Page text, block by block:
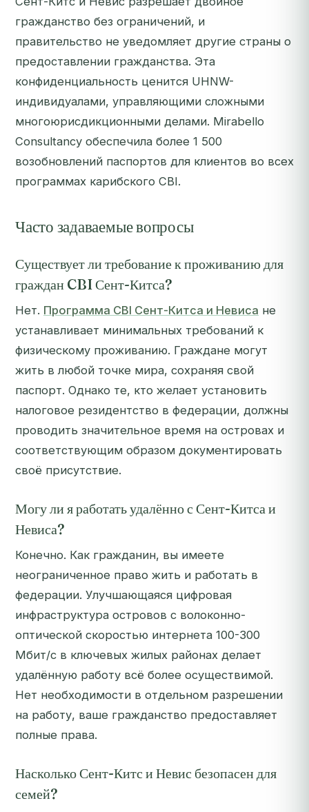
гражданство без ограничений, и
правительство не уведомляет другие страны о
предоставлении гражданства. Эта
конфиденциальность ценится UHNW-
индивидуалами, управляющими сложными
многоюрисдикционными делами. Mirabello
Consultancy обеспечила более 1 500
возобновлений паспортов для клиентов во всех
программах карибского CBI.
Часто задаваемые вопросы
Существует ли требование к проживанию для
граждан CBI Сент-Китса?
Нет. Программа CBI Сент-Китса и Невиса не
устанавливает минимальных требований к
физическому проживанию. Граждане могут
жить в любой точке мира, сохраняя свой
паспорт. Однако те, кто желает установить
налоговое резидентство в федерации, должны
проводить значительное время на островах и
соответствующим образом документировать
своё присутствие.
Могу ли я работать удалённо с Сент-Китса и
Невиса?
Конечно. Как гражданин, вы имеете
неограниченное право жить и работать в
федерации. Улучшающаяся цифровая
инфраструктура островов с волоконно-
оптической скоростью интернета 100-300
Мбит/с в ключевых жилых районах делает
удалённую работу всё более осуществимой.
Нет необходимости в отдельном разрешении
на работу, ваше гражданство предоставляет
полные права.
Насколько Сент-Китс и Невис безопасен для
семей?